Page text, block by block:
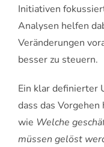
Initiativen
Analysen helfen
Veränderungen
besser zu steuern.
Ein klar definierter
dass das
wie Welche
müssen gelöst